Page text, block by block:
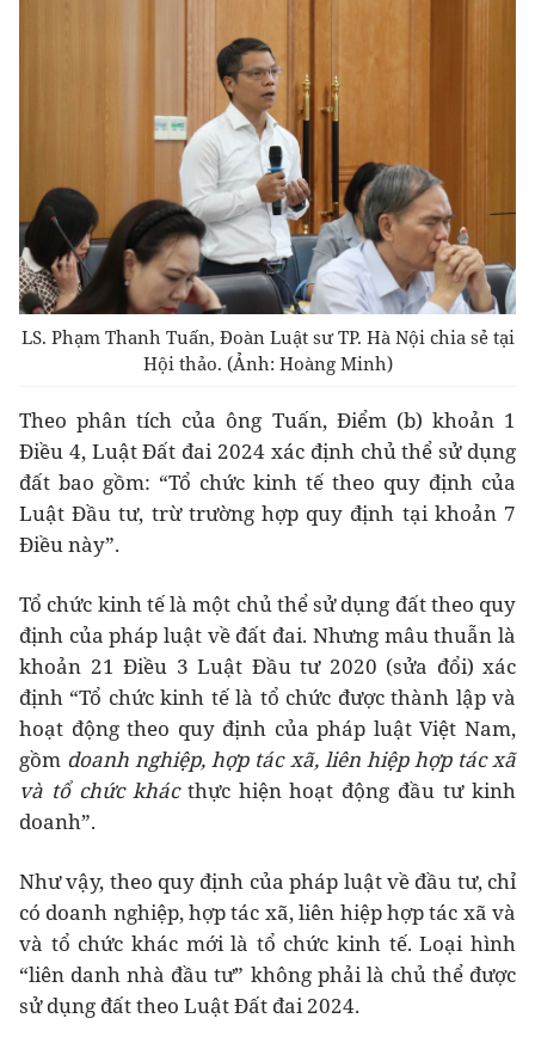
LS. Phạm Thanh Tuấn, Đoàn Luật sư TP. Hà Nội chia sẻ tại
Hội thảo. (Ảnh: Hoàng Minh)
Theo phân tích của ông Tuấn, Điểm (b) khoản 1
Điều 4, Luật Đất đai 2024 xác định chủ thể sử dụng
đất bao gồm: “Tổ chức kinh tế theo quy định của
Luật Đầu tư, trừ trường hợp quy định tại khoản 7
Điều này”.
Tổ chức kinh tế là một chủ thể sử dụng đất theo quy
định của pháp luật về đất đai. Nhưng mâu thuẫn là
khoản 21 Điều 3 Luật Đầu tư 2020 (sửa đổi) xác
định “Tổ chức kinh tế là tổ chức được thành lập và
hoạt động theo quy định của pháp luật Việt Nam,
gồm doanh nghiệp, hợp tác xã, liên hiệp hợp tác xã
và tổ chức khác thực hiện hoạt động đầu tư kinh
doanh”.
Như vậy, theo quy định của pháp luật về đầu tư, chỉ
có doanh nghiệp, hợp tác xã, liên hiệp hợp tác xã và
và tổ chức khác mới là tổ chức kinh tế. Loại hình
“liên danh nhà đầu tư” không phải là chủ thể được
sử dụng đất theo Luật Đất đai 2024.